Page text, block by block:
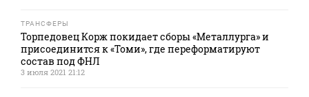
ТРАНСФЕРЫ
Торпедовец Корж покидает сборы «Металлурга» и
присоединится к «Томи», где переформатируют
состав под ФНЛ
3 июля 2021 21:12